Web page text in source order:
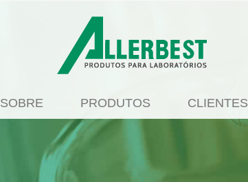
SOBRE PRODUTOS CLIENTES